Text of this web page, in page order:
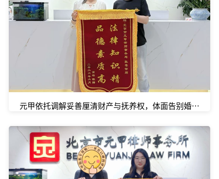
元甲依托调解妥善厘清财产与抚养权，体面告别婚姻。